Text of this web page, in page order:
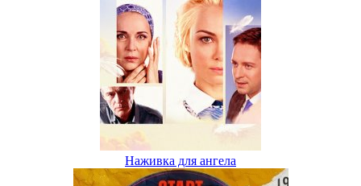
Наживка для ангела